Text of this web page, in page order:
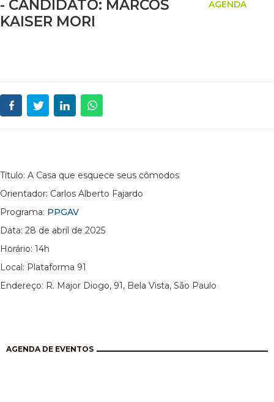
- CANDIDATO: MARCOS
KAISER MORI
AGENDA
Título: A Casa que esquece seus cômodos
Orientador: Carlos Alberto Fajardo
Programa: PPGAV
Data: 28 de abril de 2025
Horário: 14h
Local: Plataforma 91
Endereço: R. Major Diogo, 91, Bela Vista, São Paulo
AGENDA DE EVENTOS